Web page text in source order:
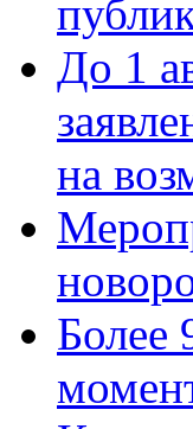
До 1
на
Более